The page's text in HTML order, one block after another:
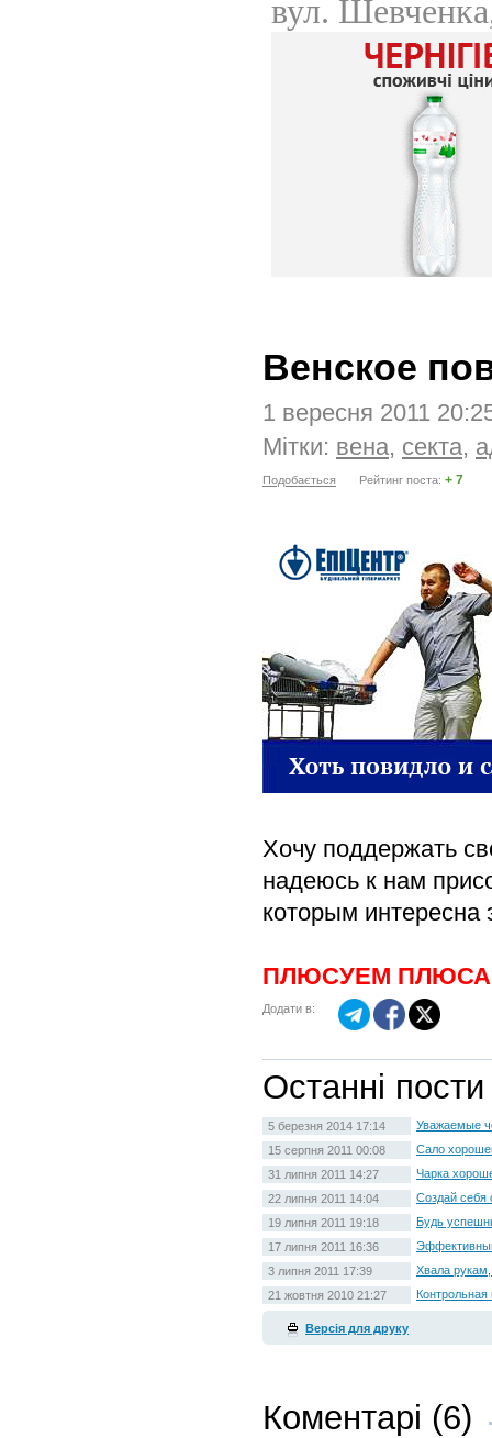
Венское
1 вересня 2011
Мітки: вена, секта,
Подобається Рейтинг поста: + 7
Хочу поддержать
надеюсь к нам
которым интересна
ПЛЮСУЕМ
Додати в:
Останні
5 березня 2014 17:14
Уважаемые
15 серпня 2011 00:08
Сало
31 липня 2011 14:27
Чарка
22 липня 2011 14:04
Создай
19 липня 2011 19:18
Будь
17 липня 2011 16:36
3 липня 2011 17:39
Хвала
21 жовтня 2010 21:27
Контрольная
Версія для друку
Коментарі (6)